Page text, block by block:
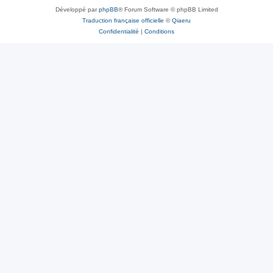
Développé parphpBB® Forum Software © phpBB Limited
Traduction française officielle ©Qiaeru
Confidentialité | Conditions